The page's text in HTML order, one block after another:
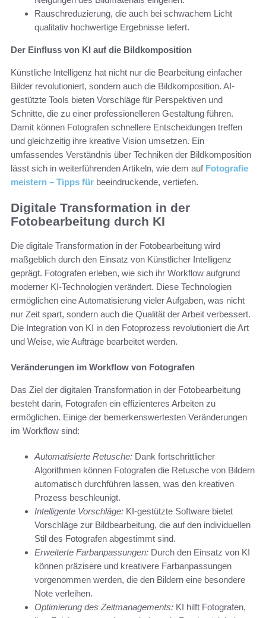
Rauschreduzierung, die auch bei schwachem Licht
qualitativ hochwertige Ergebnisse liefert.
Der Einfluss von KI auf die Bildkomposition
Künstliche Intelligenz hat nicht nur die Bearbeitung einfacher
Bilder revolutioniert, sondern auch die Bildkomposition. AI-
gestützte Tools bieten Vorschläge für Perspektiven und
Schnitte, die zu einer professionelleren Gestaltung führen.
Damit können Fotografen schnellere Entscheidungen treffen
und gleichzeitig ihre kreative Vision umsetzen. Ein
umfassendes Verständnis über Techniken der Bildkomposition
lässt sich in weiterführenden Artikeln, wie dem auf Fotografie
meistern – Tipps für beeindruckende, vertiefen.
Digitale Transformation in der
Fotobearbeitung durch KI
Die digitale Transformation in der Fotobearbeitung wird
maßgeblich durch den Einsatz von Künstlicher Intelligenz
geprägt. Fotografen erleben, wie sich ihr Workflow aufgrund
moderner KI-Technologien verändert. Diese Technologien
ermöglichen eine Automatisierung vieler Aufgaben, was nicht
nur Zeit spart, sondern auch die Qualität der Arbeit verbessert.
Die Integration von KI in den Fotoprozess revolutioniert die Art
und Weise, wie Aufträge bearbeitet werden.
Veränderungen im Workflow von Fotografen
Das Ziel der digitalen Transformation in der Fotobearbeitung
besteht darin, Fotografen ein effizienteres Arbeiten zu
ermöglichen. Einige der bemerkenswertesten Veränderungen
im Workflow sind:
Automatisierte Retusche: Dank fortschrittlicher
Algorithmen können Fotografen die Retusche von Bildern
automatisch durchführen lassen, was den kreativen
Prozess beschleunigt.
Intelligente Vorschläge: KI-gestützte Software bietet
Vorschläge zur Bildbearbeitung, die auf den individuellen
Stil des Fotografen abgestimmt sind.
Erweiterte Farbanpassungen: Durch den Einsatz von KI
können präzisere und kreativere Farbanpassungen
vorgenommen werden, die den Bildern eine besondere
Note verleihen.
Optimierung des Zeitmanagements: KI hilft Fotografen,